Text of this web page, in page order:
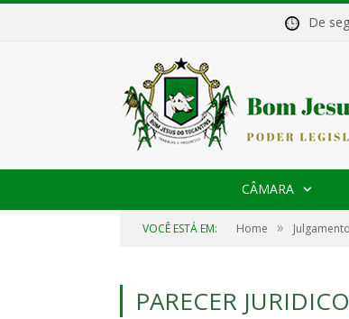
De
CÂMARA
VOCÊ ESTÁ EM: Home »
PARECER